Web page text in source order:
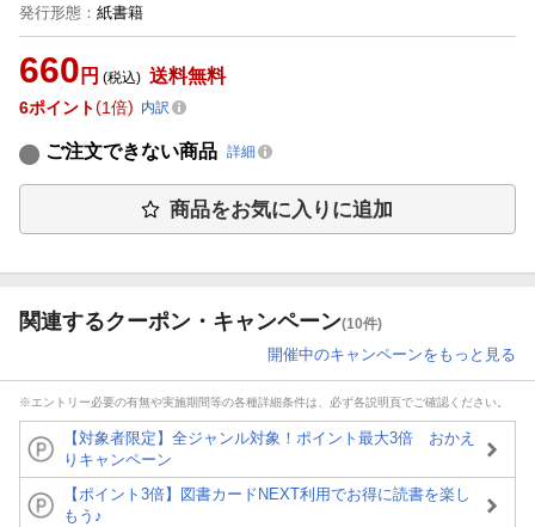
発行形態 ： 紙書籍
660 円 (税込) 送料無料
6ポイント 1倍 内訳
ご注文できない商品 詳細
商品をお気に入りに追加
関連するクーポン・キャンペーン(10件)
開催中のキャンペーンをもっと見る
※エントリー必要の有無や実施期間等の各種詳細条件は、必ず各説明頁でご確認ください。
【対象者限定】全ジャンル対象！ポイント最大3倍 おかえ
りキャンペーン
【ポイント3倍】図書カードNEXT利用でお得に読書を楽し
もう♪